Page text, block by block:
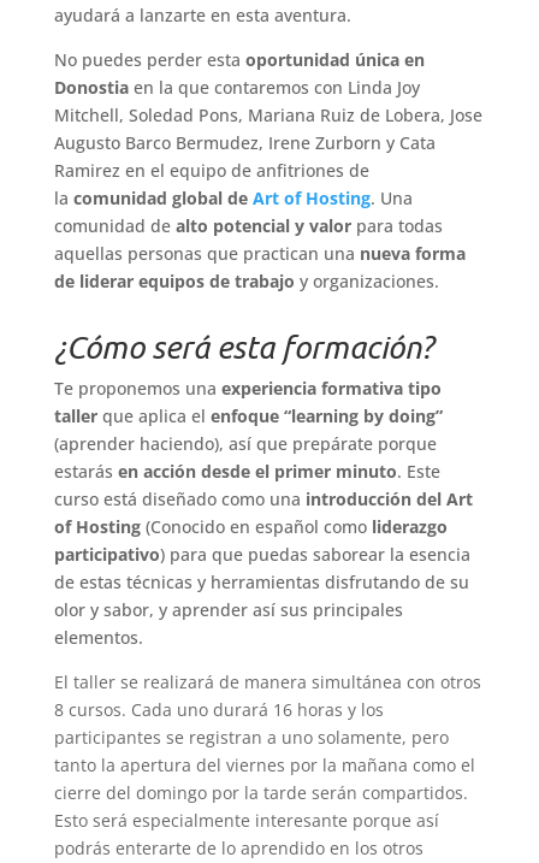
ayudará a lanzarte en esta aventura.
No puedes perder esta oportunidad única en
Donostiaen la que contaremos con Linda Joy
Mitchell, Soledad Pons, Mariana Ruiz de Lobera, Jose
Augusto Barco Bermudez, Irene Zurborn y Cata
Ramirez en el equipo de anfitriones de
la comunidad global de Art of Hosting. Una
comunidad de alto potencial y valorpara todas
aquellas personas que practican una nueva forma
de liderar equipos de trabajo y organizaciones.
¿Cómo será esta formación?
Te proponemos una experiencia formativa tipo
tallerque aplica el enfoque “learning by doing”
(aprender haciendo), así que prepárate porque
estarás en acción desde el primer minuto. Este
curso está diseñado como una introducción del Art
of Hosting(Conocido en español como liderazgo
participativo) para que puedas saborear la esencia
de estas técnicas y herramientas disfrutando de su
olor y sabor, y aprender así sus principales
elementos.
El taller se realizará de manera simultánea con otros
8 cursos. Cada uno durará 16 horas y los
participantes se registran a uno solamente, pero
tanto la apertura del viernes por la mañana como el
cierre del domingo por la tarde serán compartidos.
Esto será especialmente interesante porque así
podrás enterarte de lo aprendido en los otros